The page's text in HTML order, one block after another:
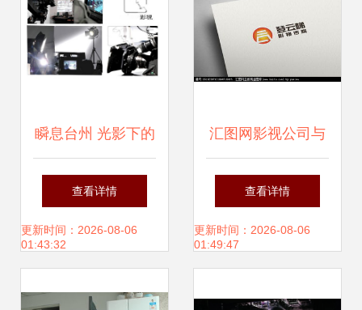
瞬息台州 光影下的
企业力量与匠心传
承
查看详情
更新时间：2026-08-06
01:43:32
汇图网影视公司与
标志设计 悬赏激发
灯光下的视觉之魅
查看详情
更新时间：2026-08-06
01:49:47